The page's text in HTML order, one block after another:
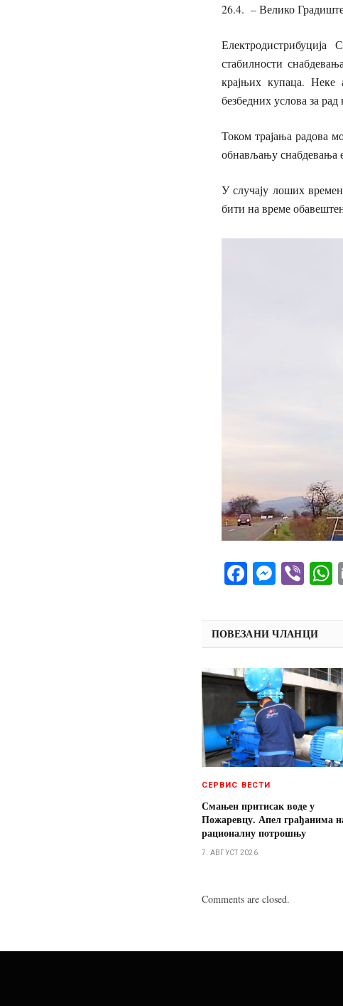
26.4. – Велико
стабилности
крајњих купаца. Неке
безбедних услова за
Током трајања радова
обнављању снабдевања
У случају лоших
бити на време
Facebook
ПОВЕЗАНИ ЧЛАНЦИ
СЕРВИС ВЕСТИ
Смањен притисак воде у
Пожаревцу. Апел грађанима
рационалну потрошњу
7. АВГУСТ 2026.
Comments are closed.